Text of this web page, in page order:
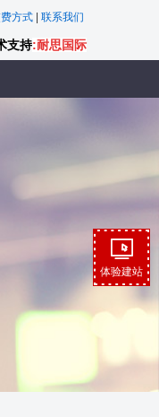
方式 联系我们
支持:耐思国际
体验建站